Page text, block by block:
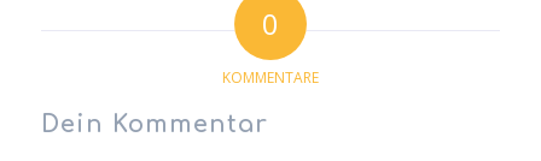
0
KOMMENTARE
Dein Kommentar